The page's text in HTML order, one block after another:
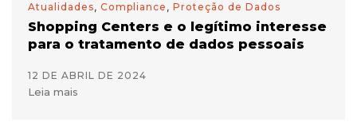
Atualidades, Compliance , Proteção de Dados
Shopping Centers e o legítimo interesse
para o tratamento de dados pessoais
12 DE ABRIL DE 2024
Leia mais